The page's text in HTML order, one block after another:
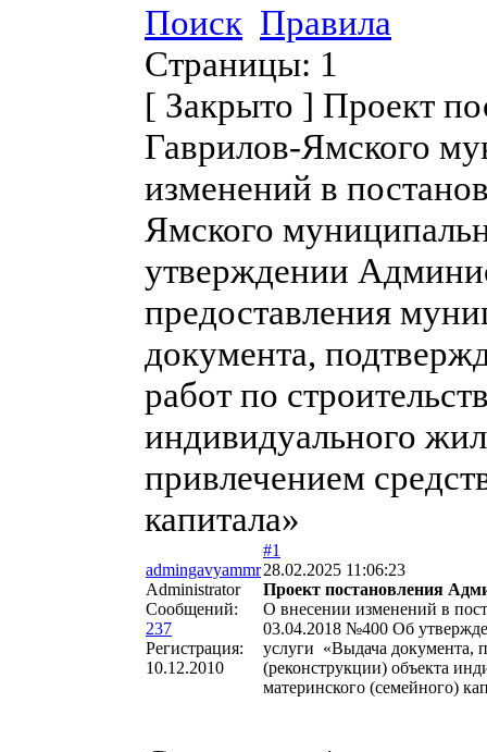
Поиск Правила
Страницы: 1
[ Закрыто ] Проект
Гаврилов-Ямского
изменений в
Ямского
утверждении
предоставления
документа,
работ по
индивидуального
привлечением
капитала»
admingavyammr
Administrator
Сообщений:
237
Регистрация:
10.12.2010
#1
28.02.2025 11:06:23
Проект постановления
О внесении изменений в
03.04.2018 №400 Об
услуги «Выдача документа,
(реконструкции) объекта
материнского (семейного)